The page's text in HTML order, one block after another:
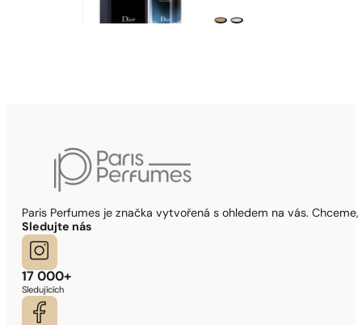
Paris Perfumes je značka vytvořená s ohledem na vás.
Sledujte nás
17 000+
Sledujících